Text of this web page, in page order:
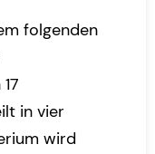
folgenden
in vier
wird